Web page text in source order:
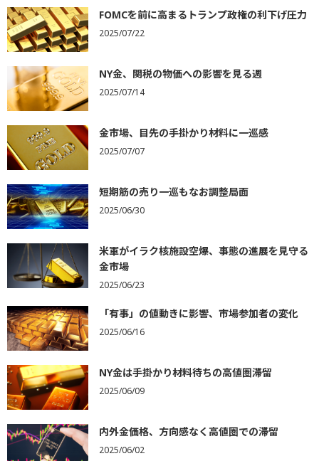
FOMCを前に高まるトランプ政権の利下げ圧力
2025/07/22
NY金、関税の物価への影響を見る週
2025/07/14
金市場、目先の手掛かり材料に一巡感
2025/07/07
短期筋の売り一巡もなお調整局面
2025/06/30
米軍がイラク核施設空爆、事態の進展を見守る
金市場
2025/06/23
「有事」の値動きに影響、市場参加者の変化
2025/06/16
NY金は手掛かり材料待ちの高値圏滞留
2025/06/09
内外金価格、方向感なく高値圏での滞留
2025/06/02